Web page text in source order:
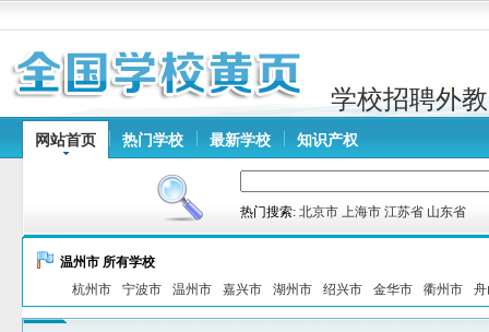
学校招聘外教
网站首页 热门学校 最新学校 知识产权
热门搜索: 北京市 上海市 江苏省 山东省
温州市 所有学校
杭州市
宁波市 温州市 嘉兴市 湖州市 绍兴市 金华市 衢州市